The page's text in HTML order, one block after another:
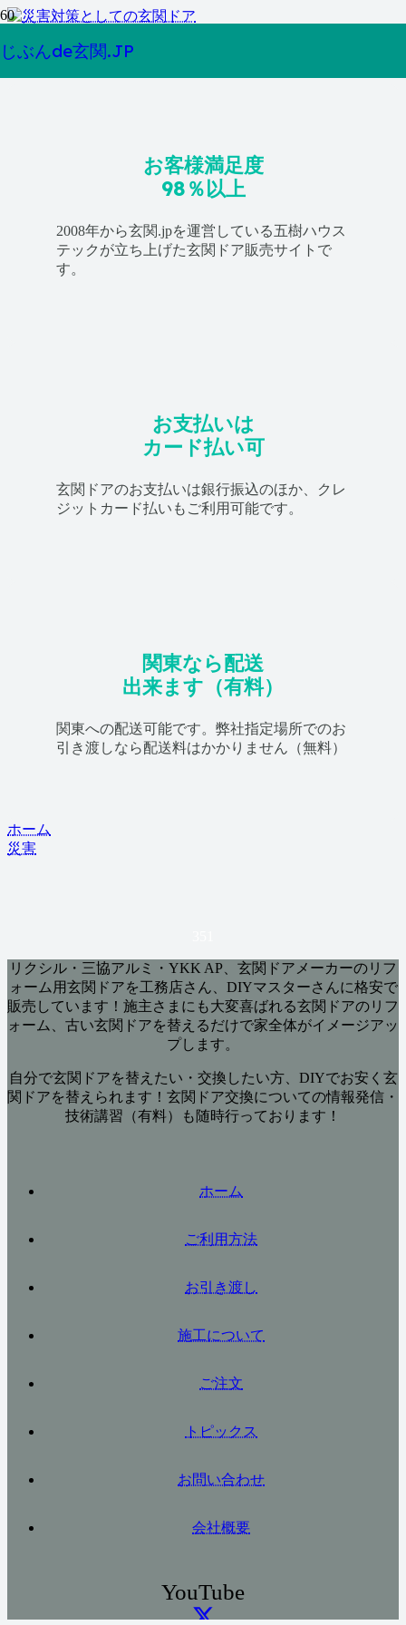
じぶんde玄関.JP
台風・豪雨に備える！玄関ドアの防水性能の重要性
お客様満足度
98％以上
2008年から玄関.jpを運営している五樹ハウス
テックが立ち上げた玄関ドア販売サイトで
す。
お支払いは
カード払い可
玄関ドアのお支払いは銀行振込のほか、クレ
ジットカード払いもご利用可能です。
関東なら配送
出来ます（有料）
関東への配送可能です。弊社指定場所でのお
引き渡しなら配送料はかかりません（無料）
ホーム
災害
リクシル・三協アルミ・YKK AP、玄関ドアメーカーのリフ
ォーム用玄関ドアを工務店さん、DIYマスターさんに格安で
販売しています！施主さまにも大変喜ばれる玄関ドアのリフ
ォーム、古い玄関ドアを替えるだけで家全体がイメージアッ
プします。
自分で玄関ドアを替えたい・交換したい方、DIYでお安く玄
関ドアを替えられます！玄関ドア交換についての情報発信・
技術講習（有料）も随時行っております！
ホーム
ご利用方法
お引き渡し
施工について
ご注文
トピックス
お問い合わせ
会社概要
YouTube